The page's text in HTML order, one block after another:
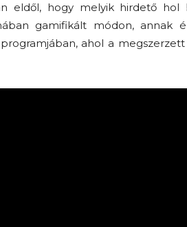
eldől, hogy melyik hirdető
gamifikált módon, annak
programjában, ahol a